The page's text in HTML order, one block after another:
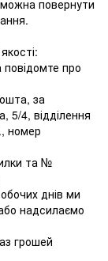
повернути
про
за
5/4, відділення
номер
та №
днів ми
надсилаємо
грошей